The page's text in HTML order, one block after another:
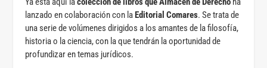
lanzado en colaboración con laEditorial Comares. Se trata de
una serie de volúmenes dirigidos a los amantes de la filosofía,
historia o la ciencia, con la que tendrán la oportunidad de
profundizar en temas jurídicos.